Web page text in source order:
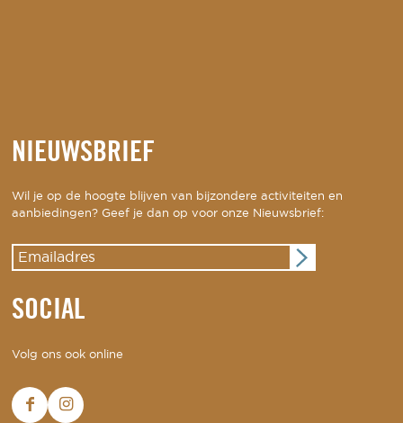
NIEUWSBRIEF
Wil je op de hoogte blijven van bijzondere activiteiten en
aanbiedingen? Geef je dan op voor onze Nieuwsbrief:
SOCIAL
Volg ons ook online